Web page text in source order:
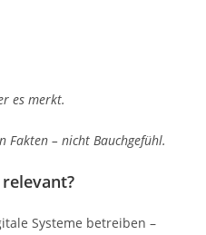
es merkt.
Fakten – nicht Bauchgefühl.
Systeme betreiben –